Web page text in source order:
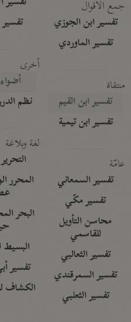
جمع الأقوال
تفسير ابن الجوزي
تفسير الماوردي
منتقاة
تفسير ابن القيم
تفسير ابن تيمية
عامّة
تفسير السمعاني
تفسير مكّي
محاسن التأويل
للقاسمي
تفسير الثعالبي
تفسير السمرقندي
تفسير الثعلبي
تفسير
أخرى
نظم
لغة وبلاغة
المحرر
البحر
تفسير
الكشاف